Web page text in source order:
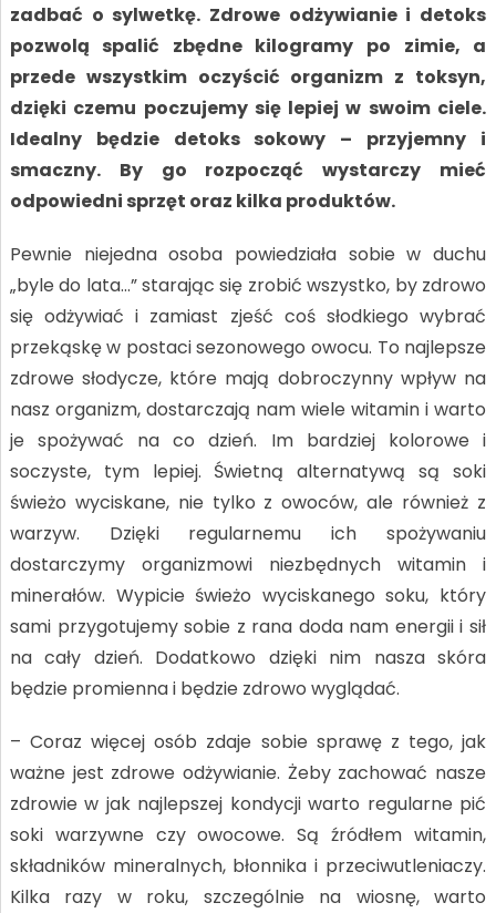
zadbać o sylwetkę. Zdrowe odżywianie i detoks
pozwolą spalić zbędne kilogramy po zimie, a
przede wszystkim oczyścić organizm z toksyn,
dzięki czemu poczujemy się lepiej w swoim ciele.
Idealny będzie detoks sokowy – przyjemny i
smaczny. By go rozpocząć wystarczy mieć
odpowiedni sprzęt oraz kilka produktów.
Pewnie niejedna osoba powiedziała sobie w duchu
„byle do lata…” starając się zrobić wszystko, by zdrowo
się odżywiać i zamiast zjeść coś słodkiego wybrać
przekąskę w postaci sezonowego owocu. To najlepsze
zdrowe słodycze, które mają dobroczynny wpływ na
nasz organizm, dostarczają nam wiele witamin i warto
je spożywać na co dzień. Im bardziej kolorowe i
soczyste, tym lepiej. Świetną alternatywą są soki
świeżo wyciskane, nie tylko z owoców, ale również z
warzyw. Dzięki regularnemu ich spożywaniu
dostarczymy organizmowi niezbędnych witamin i
minerałów. Wypicie świeżo wyciskanego soku, który
sami przygotujemy sobie z rana doda nam energii i sił
na cały dzień. Dodatkowo dzięki nim nasza skóra
będzie promienna i będzie zdrowo wyglądać.
– Coraz więcej osób zdaje sobie sprawę z tego, jak
ważne jest zdrowe odżywianie. Żeby zachować nasze
zdrowie w jak najlepszej kondycji warto regularne pić
soki warzywne czy owocowe. Są źródłem witamin,
składników mineralnych, błonnika i przeciwutleniaczy.
Kilka razy w roku, szczególnie na wiosnę, warto